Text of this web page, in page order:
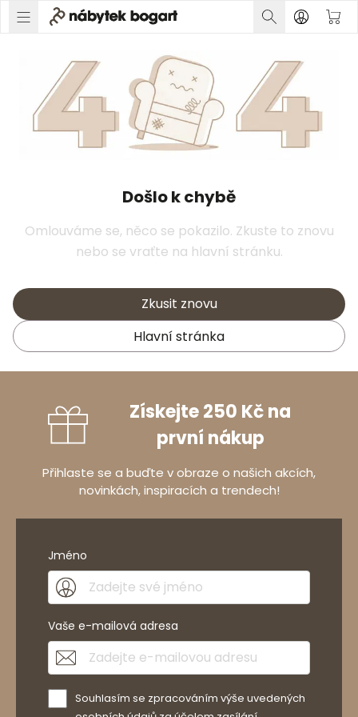
Došlo k chybě
Omlouváme se, něco se pokazilo. Zkuste to znovu
nebo se vraťte na hlavní stránku.
Zkusit znovu
Hlavní stránka
Získejte 250 Kč na
první nákup
Přihlaste se a buďte v obraze o našich akcích,
novinkách, inspiracích a trendech!
Jméno
Vaše e-mailová adresa
Souhlasím se zpracováním výše uvedených